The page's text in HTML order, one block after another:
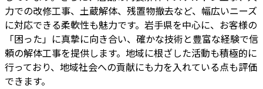
力での改修工事、土蔵解体、残置物撤去など、幅広いニーズ
に対応できる柔軟性も魅力です。岩手県を中心に、お客様の
「困った」に真摯に向き合い、確かな技術と豊富な経験で信
頼の解体工事を提供します。地域に根ざした活動も積極的に
行っており、地域社会への貢献にも力を入れている点も評価
できます。